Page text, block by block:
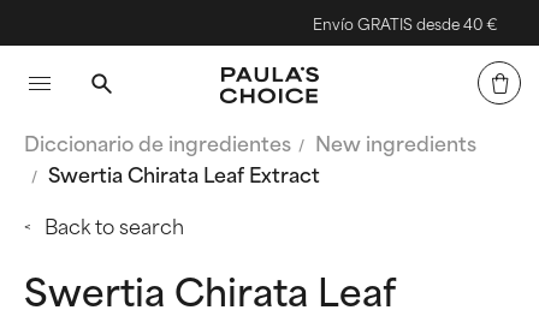
Envío GRATIS desde 40 €
Diccionario de ingredientes
New ingredients
Swertia Chirata Leaf Extract
Back to search
Swertia Chirata Leaf